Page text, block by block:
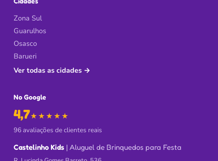
Zona Sul
Guarulhos
Osasco
Barueri
Ver todas as cidades →
No Google
4,7★★★★★
de 5 no Google
96 avaliações de clientes reais
Castelinho Kids | Aluguel de Brinquedos para Festa